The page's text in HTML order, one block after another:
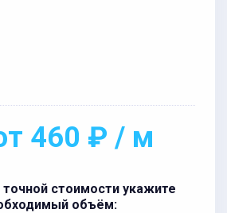
460 ₽ / м
стоимости укажите
объём: